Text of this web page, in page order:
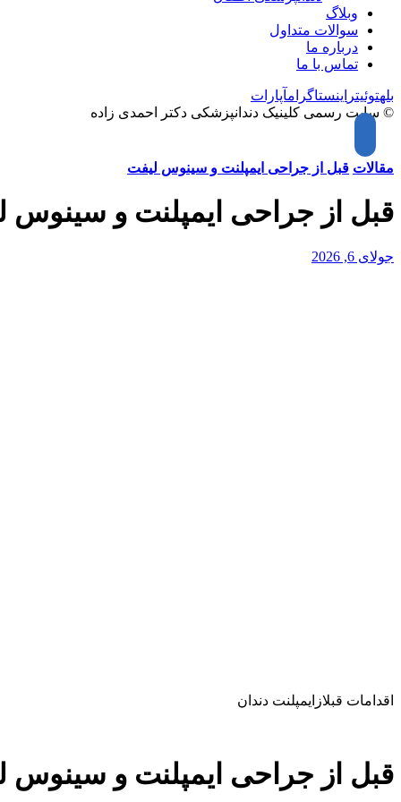
وبلاگ
سوالات متداول
درباره ما
تماس با ما
بلهتوئیتر اینستاگرامآپارات
© سایت رسمی کلینیک دندانپزشکی دکتر احمدی زاده
مقالات قبل از جراحی ایمپلنت و سینوس لیفت
قبل از جراحی ایمپلنت و سینوس
جولای 6, 2026
اقدامات قبلازایمپلنت دندان
قبل از جراحی ایمپلنت و سینوس